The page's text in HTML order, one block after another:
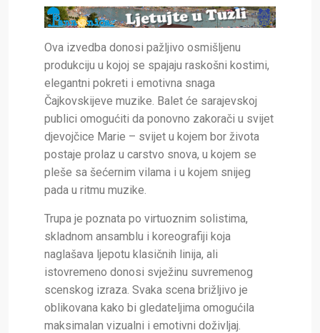
Ova izvedba donosi pažljivo osmišljenu
produkciju u kojoj se spajaju raskošni kostimi,
elegantni pokreti i emotivna snaga
Čajkovskijeve muzike. Balet će sarajevskoj
publici omogućiti da ponovno zakorači u svijet
djevojčice Marie – svijet u kojem bor života
postaje prolaz u carstvo snova, u kojem se
pleše sa šećernim vilama i u kojem snijeg
pada u ritmu muzike.
Trupa je poznata po virtuoznim solistima,
skladnom ansamblu i koreografiji koja
naglašava ljepotu klasičnih linija, ali
istovremeno donosi svježinu suvremenog
scenskog izraza. Svaka scena brižljivo je
oblikovana kako bi gledateljima omogućila
maksimalan vizualni i emotivni doživljaj.